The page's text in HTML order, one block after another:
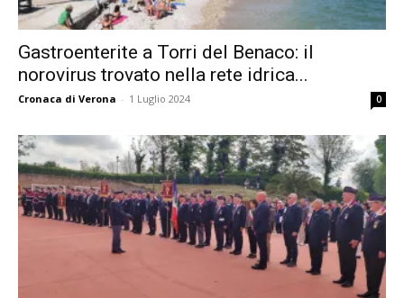
Gastroenterite a Torri del Benaco: il
norovirus trovato nella rete idrica...
Cronaca di Verona - 1 Luglio 2024 0